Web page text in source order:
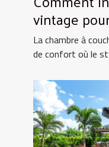
vintage
La chambre à
de confort où le